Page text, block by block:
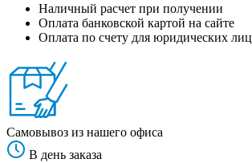
Наличный расчет при получении
Оплата банковской картой на сайте
Оплата по счету для юридических лиц
Самовывоз из нашего офиса
В день заказа